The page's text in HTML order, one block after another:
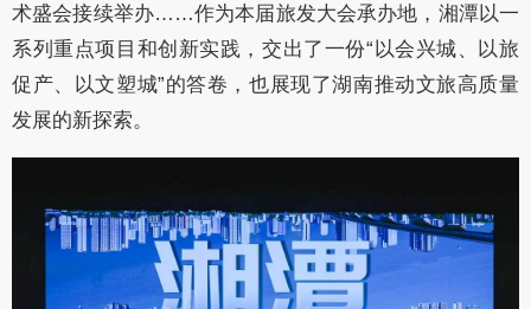
术盛会接续举办……作为本届旅发大会承办地，湘潭以一
系列重点项目和创新实践，交出了一份“以会兴城、以旅
促产、以文塑城”的答卷，也展现了湖南推动文旅高质量
发展的新探索。